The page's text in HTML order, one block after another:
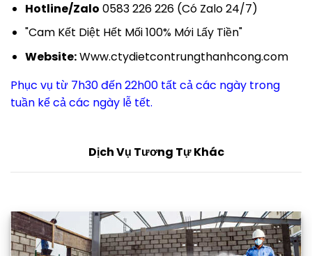
Hotline/Zalo 0583 226 226 (Có Zalo 24/7)
"Cam Kết Diệt Hết Mối 100% Mới Lấy Tiền"
Website:Www.ctydietcontrungthanhcong.com
Phục vụ từ 7h30 đến 22h00 tất cả các ngày trong
tuần kể cả các ngày lễ tết.
Dịch Vụ Tương Tự Khác